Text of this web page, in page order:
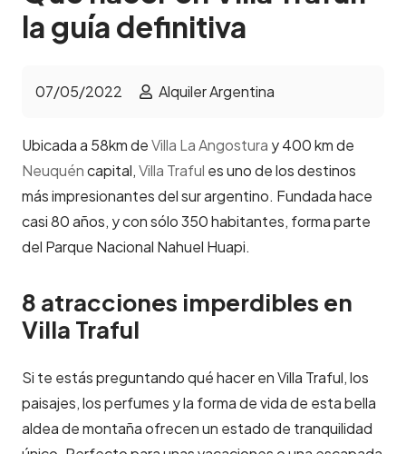
la guía definitiva
07/05/2022 Alquiler Argentina
Ubicada a 58km deVilla La Angostura y 400 km de
Neuquéncapital,Villa Traful es uno de los destinos
más impresionantes del sur argentino. Fundada hace
casi 80 años, y con sólo 350 habitantes, forma parte
del Parque Nacional Nahuel Huapi.
8 atracciones imperdibles en
Villa Traful
Si te estás preguntando qué hacer en Villa Traful, los
paisajes, los perfumes y la forma de vida de esta bella
aldea de montaña ofrecen un estado de tranquilidad